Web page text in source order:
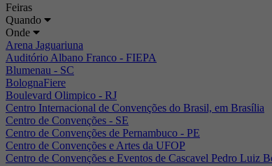
Feiras
Quando
Onde
Arena Jaguariuna
Auditório Albano Franco - FIEPA
Blumenau - SC
BolognaFiere
Boulevard Olimpico - RJ
Centro Internacional de Convenções do Brasil, em Brasília
Centro de Convenções - SE
Centro de Convenções de Pernambuco - PE
Centro de Convenções e Artes da UFOP
Centro de Convenções e Eventos de Cascavel Pedro Luiz